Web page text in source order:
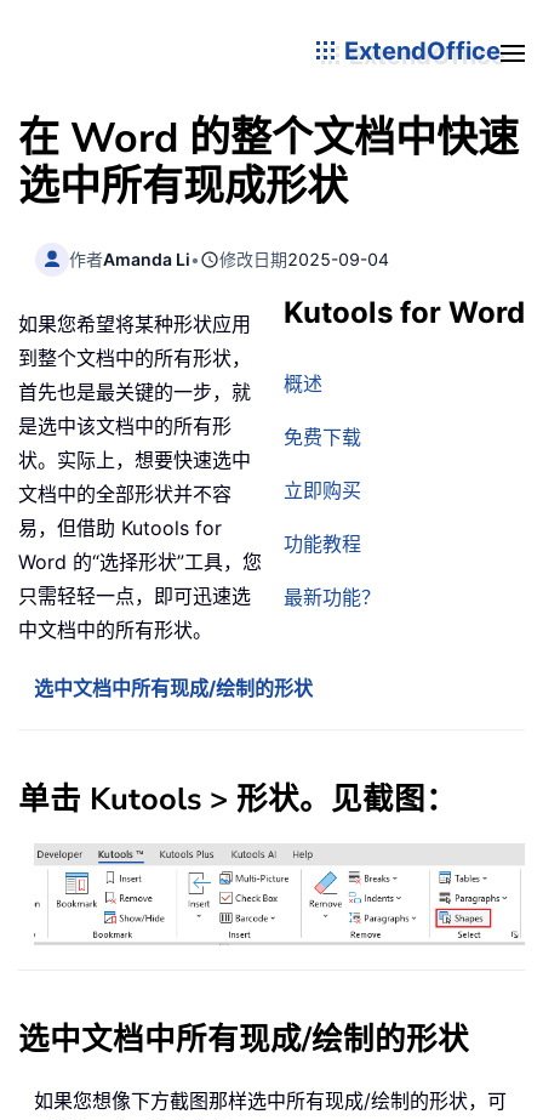
ExtendOffice
在 Word 的整个文档中快速
选中所有现成形状
作者Amanda Li• 修改日期2025-09-04
Kutools for Word
概述
免费下载
立即购买
功能教程
最新功能？
如果您希望将某种形状应用
到整个文档中的所有形状，
首先也是最关键的一步，就
是选中该文档中的所有形
状。实际上，想要快速选中
文档中的全部形状并不容
易，但借助 Kutools for
Word 的“选择形状”工具，您
只需轻轻一点，即可迅速选
中文档中的所有形状。
选中文档中所有现成/绘制的形状
单击 Kutools > 形状。见截图：
选中文档中所有现成/绘制的形状
如果您想像下方截图那样选中所有现成/绘制的形状，可